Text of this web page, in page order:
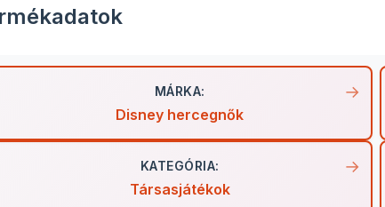
MÁRKA:
Disney hercegnők
KATEGÓRIA:
Társasjátékok